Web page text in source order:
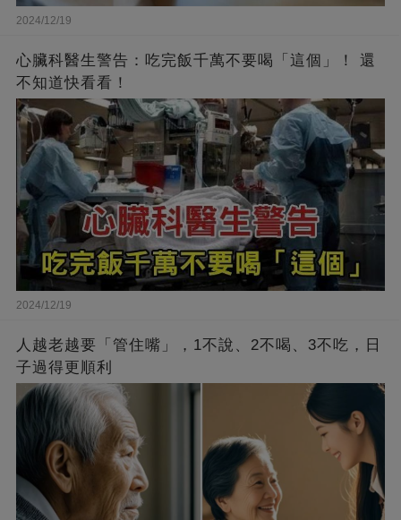
2024/12/19
心臟科醫生警告：吃完飯千萬不要喝「這個」！ 還
不知道快看看！
2024/12/19
人越老越要「管住嘴」，1不說、2不喝、3不吃，日
子過得更順利